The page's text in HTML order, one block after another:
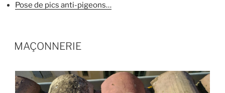
Pose de pics anti-pigeons…
PUBLIÉ
LE
MAÇONNERIE